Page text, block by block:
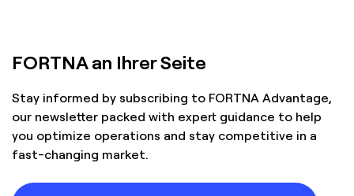
FORTNA an Ihrer Seite
Stay informed by subscribing to FORTNA Advantage,
our newsletter packed with expert guidance to help
you optimize operations and stay competitive in a
fast-changing market.